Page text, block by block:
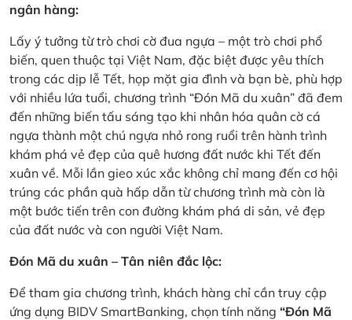
ngân hàng:
Lấy ý tưởng từ trò chơi cờ đua ngựa – một trò chơi phổ
biến, quen thuộc tại Việt Nam, đặc biệt được yêu thích
trong các dịp lễ Tết, họp mặt gia đình và bạn bè, phù hợp
với nhiều lứa tuổi, chương trình “Đón Mã du xuân” đã đem
đến những biến tấu sáng tạo khi nhân hóa quân cờ cá
ngựa thành một chú ngựa nhỏ rong ruổi trên hành trình
khám phá vẻ đẹp của quê hương đất nước khi Tết đến
xuân về. Mỗi lần gieo xúc xắc không chỉ mang đến cơ hội
trúng các phần quà hấp dẫn từ chương trình mà còn là
một bước tiến trên con đường khám phá di sản, vẻ đẹp
của đất nước và con người Việt Nam.
Đón Mã du xuân – Tân niên đắc lộc:
Để tham gia chương trình, khách hàng chỉ cần truy cập
ứng dụng BIDV SmartBanking, chọn tính năng “Đón Mã